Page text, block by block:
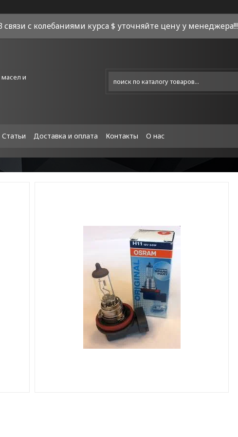
связи с колебаниями курса $ уточняйте цену у менеджера!!!
и
Статьи Доставка и оплата Контакты О нас